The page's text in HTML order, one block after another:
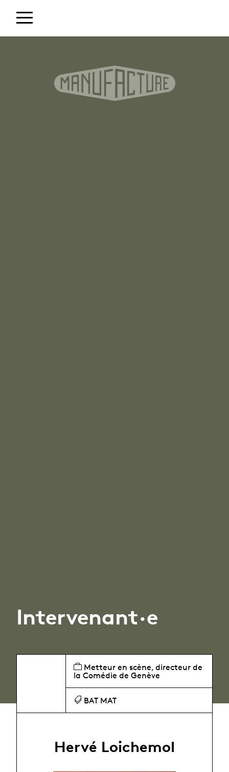
Intervenant·e
Metteur en scène, directeur de
la Comédie de Genève
BAT MAT
Hervé Loichemol